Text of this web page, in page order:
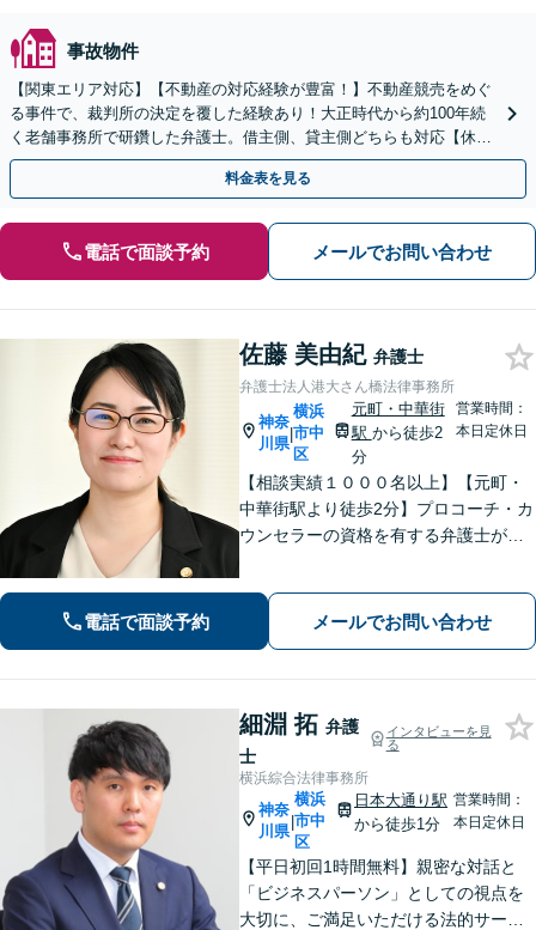
事故物件
【関東エリア対応】【不動産の対応経験が豊富！】不動産競売をめぐ
る事件で、裁判所の決定を覆した経験あり！大正時代から約100年続
く老舗事務所で研鑽した弁護士。借主側、貸主側どちらも対応【休
日・夜間対応可】
料金表を見る
電話で面談予約 メールでお問い合わせ
佐藤 美由紀 弁護士
弁護士法人港大さん橋法律事務所
神奈
川県
|
横浜
市中
区
元町・中華街
駅 から徒歩2
分
営業時間：
本日定休日
【相談実績１０００名以上】【元町・
中華街駅より徒歩2分】プロコーチ・カ
ウンセラーの資格を有する弁護士が
離婚・相続・刑事事件などのトラブル
にお悩みの方はお気軽にご相談くださ
電話で面談予約 メールでお問い合わせ
細淵 拓 弁護
士
インタビューを見
る
横浜綜合法律事務所
神奈
川県
|
横浜
市中
区
日本大通り駅
から徒歩1分
営業時間：
本日定休日
【平日初回1時間無料】親密な対話と
「ビジネスパーソン」としての視点を
大切に、ご満足いただける法的サービ